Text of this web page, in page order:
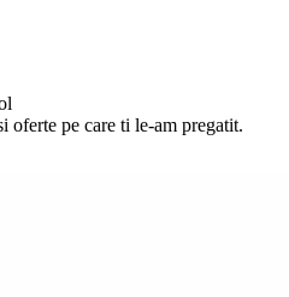
oferte pe care ti le-am pregatit.